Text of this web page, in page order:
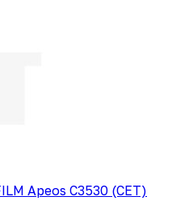
Apeos C3530 (CET)